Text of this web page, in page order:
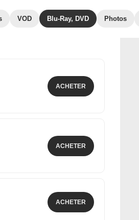
VOD Blu-Ray, DVD Photos
ACHETER
ACHETER
ACHETER